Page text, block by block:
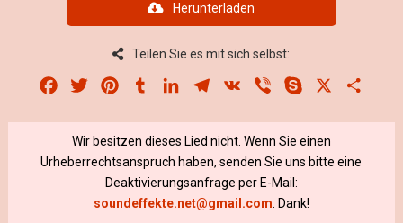
Herunterladen
Teilen Sie es mit sich selbst:
Facebook
Twitter PinterestTumblrLinkedInTelegram
VK Viber Skype
Wir besitzen dieses Lied nicht. Wenn Sie einen
Urheberrechtsanspruch haben, senden Sie uns bitte eine
Deaktivierungsanfrage per E-Mail:
soundeffekte.net@gmail.com . Dank!